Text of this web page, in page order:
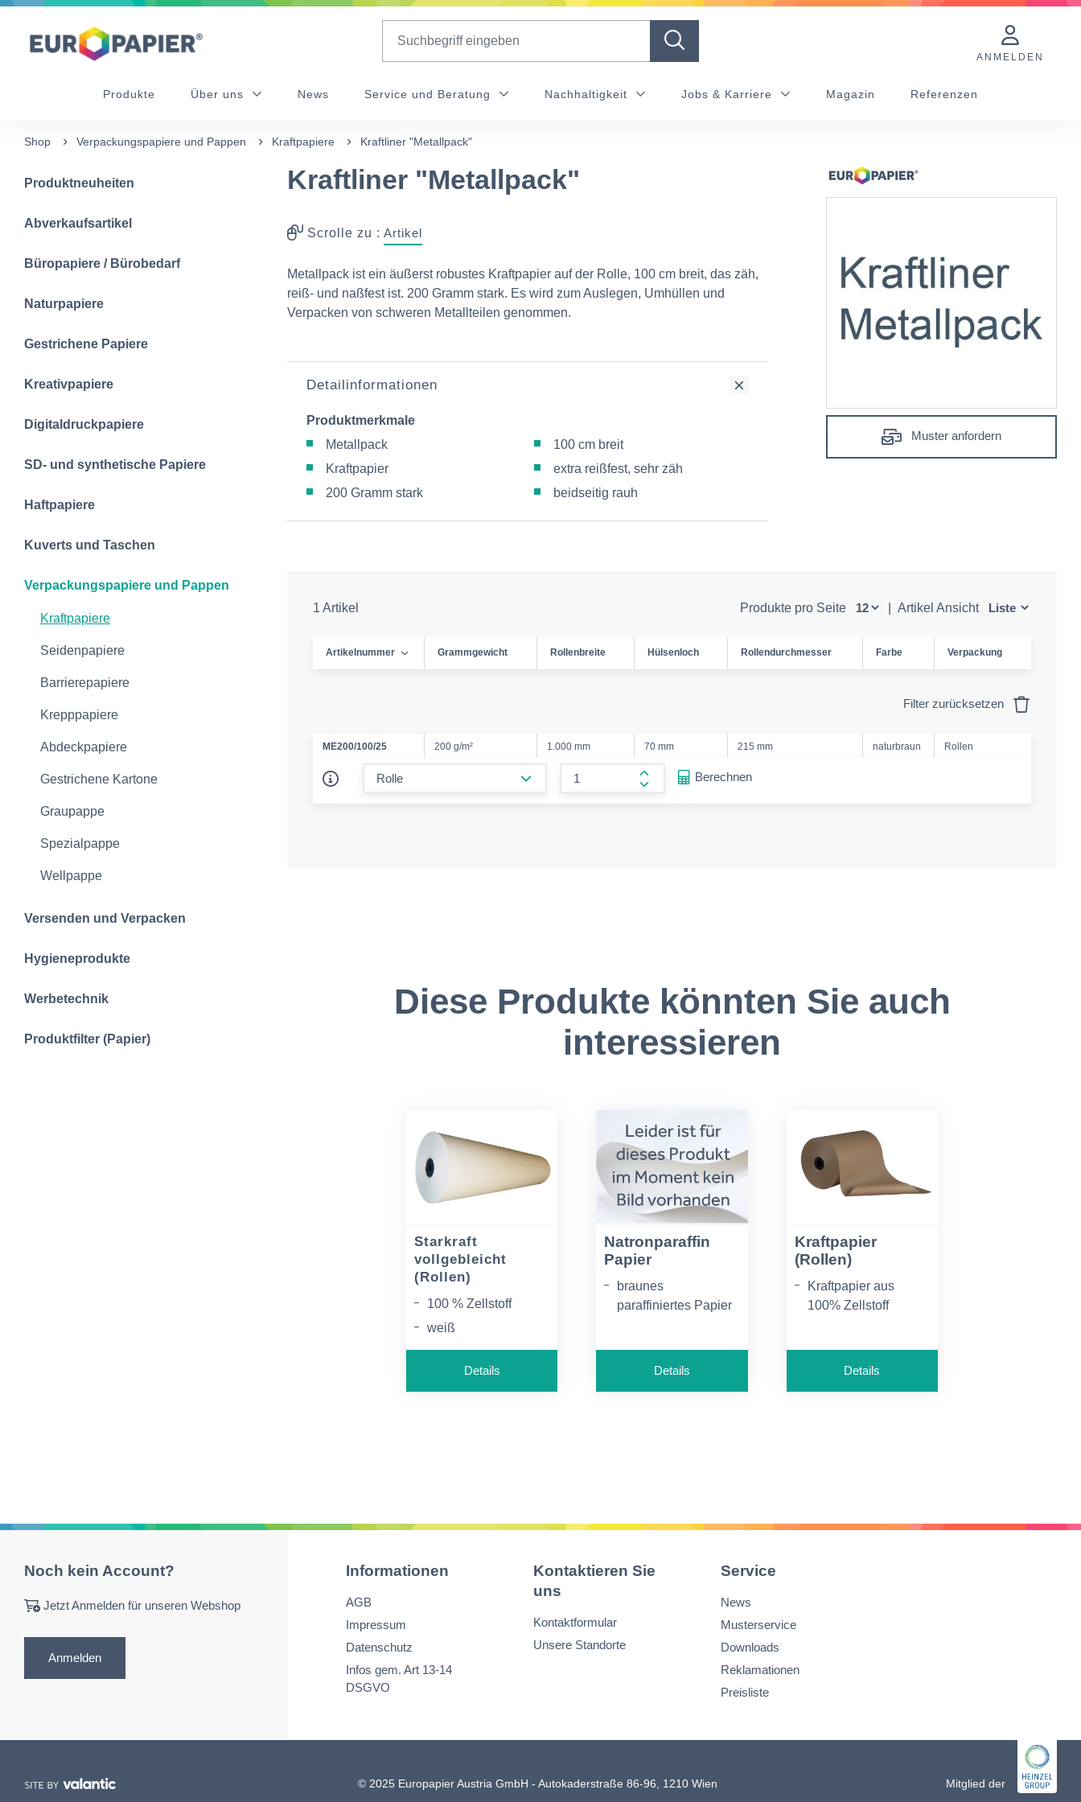
Table Of Content
Diese Produkte könnten Sie auch interessieren
ANMELDEN
Produkte Über uns News Service und Beratung Nachhaltigkeit Jobs & Karriere Magazin Referenzen
Shop Verpackungspapiere und Pappen Kraftpapiere Kraftliner "Metallpack"
Produktneuheiten
Abverkaufsartikel
Büropapiere / Bürobedarf
Naturpapiere
Gestrichene Papiere
Kreativpapiere
Digitaldruckpapiere
SD- und synthetische Papiere
Haftpapiere
Kuverts und Taschen
Verpackungspapiere und Pappen
Kraftpapiere
Seidenpapiere
Barrierepapiere
Krepppapiere
Abdeckpapiere
Gestrichene Kartone
Graupappe
Spezialpappe
Wellpappe
Versenden und Verpacken
Hygieneprodukte
Werbetechnik
Produktfilter (Papier)
Kraftliner "Metallpack"
Scrolle zu : Artikel
Metallpack ist ein äußerst robustes Kraftpapier auf der Rolle, 100 cm breit, das zäh,
reiß- und naßfest ist. 200 Gramm stark. Es wird zum Auslegen, Umhüllen und
Verpacken von schweren Metallteilen genommen.
Detailinformationen
Produktmerkmale
Metallpack
Kraftpapier
200 Gramm stark
100 cm breit
extra reißfest, sehr zäh
beidseitig rauh
Muster anfordern
1 Artikel Produkte pro Seite Artikel Ansicht
Artikelnummer Grammgewicht Rollenbreite Hülsenloch Rollendurchmesser Farbe Verpackung
Filter zurücksetzen
ME200/100/25 200 g/m² 1.000 mm 70 mm 215 mm naturbraun Rollen
form.increase-amount
Berechnen
Diese Produkte könnten Sie auch
interessieren
Starkraft
vollgebleicht
(Rollen)
100 % Zellstoff
weiß
einseitig glatt
Details
Natronparaffin
Papier
braunes
paraffiniertes Papier
ssig, wasserfest,
hoch fettdicht
auf der Rolle
Details
Kraftpapier
(Rollen)
Kraftpapier aus
100% Zellstoff
gerippt
Details
Noch kein Account?
Jetzt Anmelden für unseren Webshop
Anmelden
Informationen
AGB
Impressum
Datenschutz
Infos gem. Art 13-14
DSGVO
Kontaktieren Sie
uns
Kontaktformular
Unsere Standorte
Service
News
Musterservice
Downloads
Reklamationen
Preisliste
© 2025 Europapier Austria GmbH - Autokaderstraße 86-96, 1210 Wien Mitglied der